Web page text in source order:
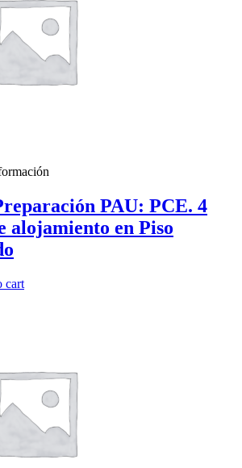
PAU: PCE. 4
alojamiento en Piso
cart